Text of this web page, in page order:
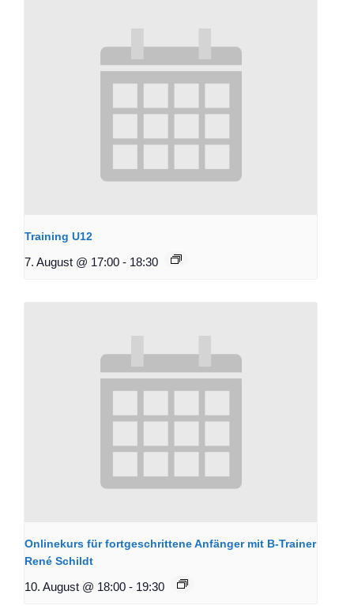
Training U12
7. August @ 17:00 - 18:30
Onlinekurs für fortgeschrittene Anfänger mit B-Trainer
René Schildt
10. August @ 18:00 - 19:30